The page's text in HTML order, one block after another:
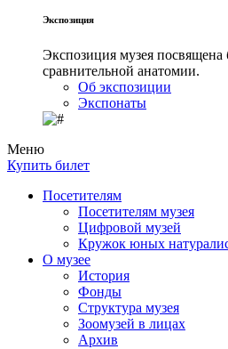
Экспозиция
Экспозиция музея
сравнительной анатомии.
Об экспозиции
Экспонаты
Меню
Купить билет
Посетителям
Посетителям музея
Цифровой музей
Кружок юных
О музее
История
Фонды
Структура музея
Зоомузей в лицах
Архив